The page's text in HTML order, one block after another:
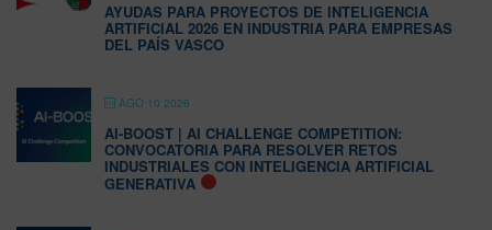
AYUDAS PARA PROYECTOS DE INTELIGENCIA
ARTIFICIAL 2026 EN INDUSTRIA PARA EMPRESAS
DEL PAÍS VASCO
AGO 10 2026
AI-BOOST | AI CHALLENGE COMPETITION:
CONVOCATORIA PARA RESOLVER RETOS
INDUSTRIALES CON INTELIGENCIA ARTIFICIAL
GENERATIVA